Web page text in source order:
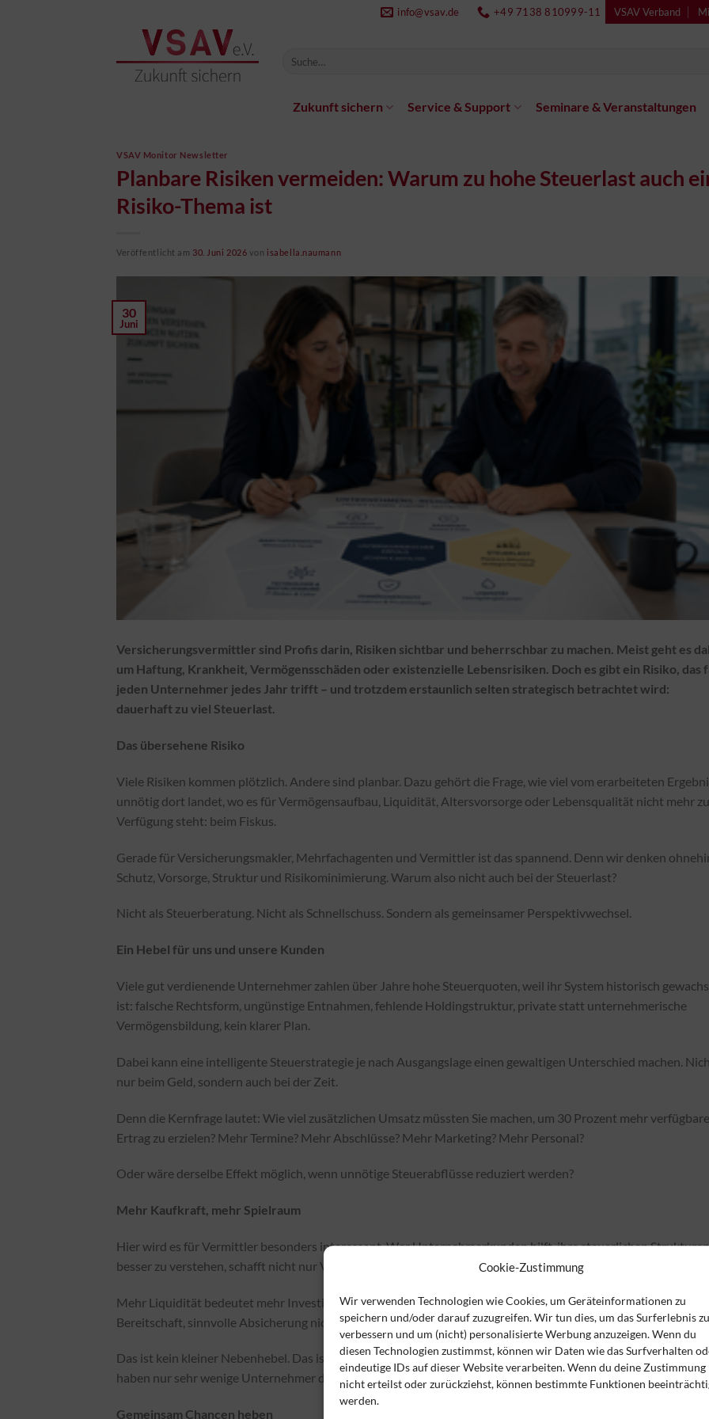
Cookie-Zustimmung
Wir verwenden Technologien wie Cookies, um Geräteinformationen zu
speichern und/oder darauf zuzugreifen. Wir tun dies, um das Surferlebnis zu
verbessern und um (nicht) personalisierte Werbung anzuzeigen. Wenn du
diesen Technologien zustimmst, können wir Daten wie das Surfverhalten
eindeutige IDs auf dieser Website verarbeiten. Wenn du deine Zustimmung
nicht erteilst oder zurückziehst, können bestimmte Funktionen
werden.
info@vsav.de +49 7138 810999-11 VSAV Verband
Zukunft sichern Service & Support Seminare & Veranstaltungen
VSAV Monitor Newsletter
Planbare Risiken vermeiden: Warum zu hohe Steuerlast auch
Risiko-Thema ist
Veröffentlicht am 30. Juni 2026 von isabella.naumann
30
Juni
Versicherungsvermittler sind Profis darin, Risiken sichtbar und beherrschbar zu machen. Meist geht es
um Haftung, Krankheit, Vermögensschäden oder existenzielle Lebensrisiken. Doch es gibt ein Risiko, das
jeden Unternehmer jedes Jahr trifft – und trotzdem erstaunlich selten strategisch betrachtet wird:
dauerhaft zu viel Steuerlast.
Das übersehene Risiko
Viele Risiken kommen plötzlich. Andere sind planbar. Dazu gehört die Frage, wie viel vom erarbeiteten
unnötig dort landet, wo es für Vermögensaufbau, Liquidität, Altersvorsorge oder Lebensqualität nicht mehr
Verfügung steht: beim Fiskus.
Gerade für Versicherungsmakler, Mehrfachagenten und Vermittler ist das spannend. Denn wir denken
Schutz, Vorsorge, Struktur und Risikominimierung. Warum also nicht auch bei der Steuerlast?
Nicht als Steuerberatung. Nicht als Schnellschuss. Sondern als gemeinsamer Perspektivwechsel.
Ein Hebel für uns und unsere Kunden
Viele gut verdienende Unternehmer zahlen über Jahre hohe Steuerquoten, weil ihr System historisch
ist: falsche Rechtsform, ungünstige Entnahmen, fehlende Holdingstruktur, private statt unternehmerische
Vermögensbildung, kein klarer Plan.
Dabei kann eine intelligente Steuerstrategie je nach Ausgangslage einen gewaltigen Unterschied machen.
nur beim Geld, sondern auch bei der Zeit.
Denn die Kernfrage lautet: Wie viel zusätzlichen Umsatz müssten Sie machen, um 30 Prozent mehr
Ertrag zu erzielen? Mehr Termine? Mehr Abschlüsse? Mehr Marketing? Mehr Personal?
Oder wäre derselbe Effekt möglich, wenn unnötige Steuerabflüsse reduziert werden?
Mehr Kaufkraft, mehr Spielraum
Hier wird es für Vermittler besonders interessant. Wer Unternehmerkunden hilft, ihre steuerlichen Strukturen
besser zu verstehen, schafft nicht nur Vermögen. Er schafft Kaufkraft.
Mehr Liquidität bedeutet mehr Investitionsfähigkeit. Mehr Eigenkapital. Mehr Vorsorgefähigkeit. Mehr
Bereitschaft, sinnvolle Absicherung nicht nur zu besprechen, sondern auch umzusetzen.
Das ist kein kleiner Nebenhebel. Das ist ein echter Differenzierungsfaktor im Markt. Denn nach meiner
haben nur sehr wenige Unternehmer dieses Thema wirklich verstanden und konsequent umgesetzt.
Gemeinsam Chancen heben